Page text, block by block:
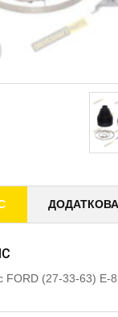
FORD (27-33-63) E-